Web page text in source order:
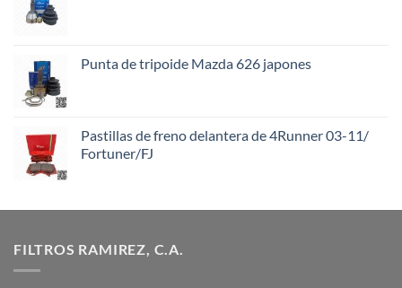
Punta de tripoide Mazda 626 japones
Pastillas de freno delantera de 4Runner 03-11/
Fortuner/FJ
FILTROS RAMIREZ, C.A.